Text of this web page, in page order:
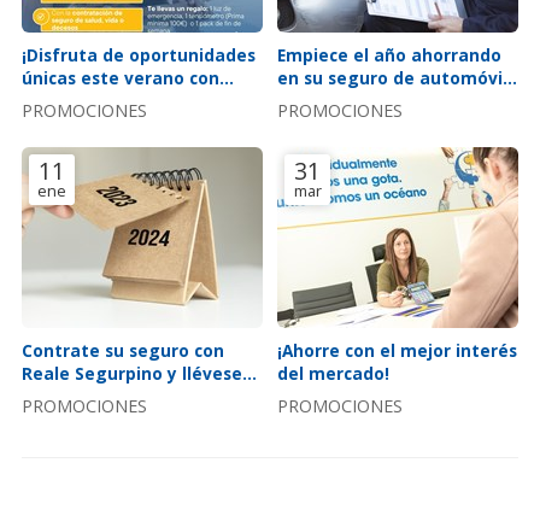
¡Disfruta de oportunidades
únicas este verano con
nuestra aseguradora!
PROMOCIONES
Empiece el año ahorrando
en su seguro de automóvil:
¡súper oferta auto 2024!
PROMOCIONES
11
ene
Contrate su seguro con
Reale Segurpino y llévese
un calendario de 2024
PROMOCIONES
31
mar
¡Ahorre con el mejor interés
del mercado!
PROMOCIONES